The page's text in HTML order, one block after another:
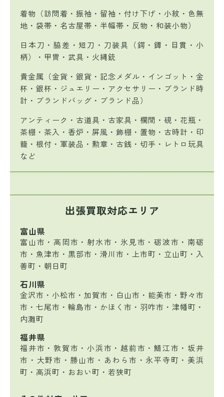
着物（訪問着・振袖・留袖・付け下げ・小紋・色無
地・袋帯・名古屋帯・半幅帯・反物・和装小物）
日本刀・脇差・短刀・刀装具（鍔・鐔・目貫・小
柄）・甲冑・武具・火縄銃
貴金属（金貨・銀貨・記念メダル・インゴット・金
杯・銀杯・ジュエリー・アクセサリー・ブランド時
計・ブランドバッグ・ブランド品）
アンティーク・古道具・古家具・欄間・硯・花瓶・
茶棚・茶入・香炉・屏風・飾棚・置物・古時計・印
籠・根付・軍装品・勲章・古銭・切手・レトロ玩具
など
出張買取対応エリア
富山県
富山市・高岡市・射水市・氷見市・砺波市・南砺
市・魚津市・黒部市・滑川市・上市町・立山町・入
善町・朝日町
石川県
金沢市・小松市・加賀市・白山市・能美市・野々市
市・七尾市・輪島市・かほく市・羽咋市・津幡町・
内灘町
福井県
福井市・敦賀市・小浜市・越前市・鯖江市・坂井
市・大野市・勝山市・あわら市・永平寺町・美浜
町・高浜町・おおい町・若狭町